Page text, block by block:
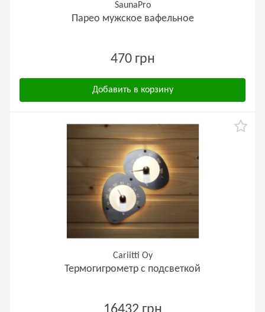
SaunaPro
Парео мужское вафельное
470 грн
Добавить в корзину
Cariitti Oy
Термогигрометр с подсветкой